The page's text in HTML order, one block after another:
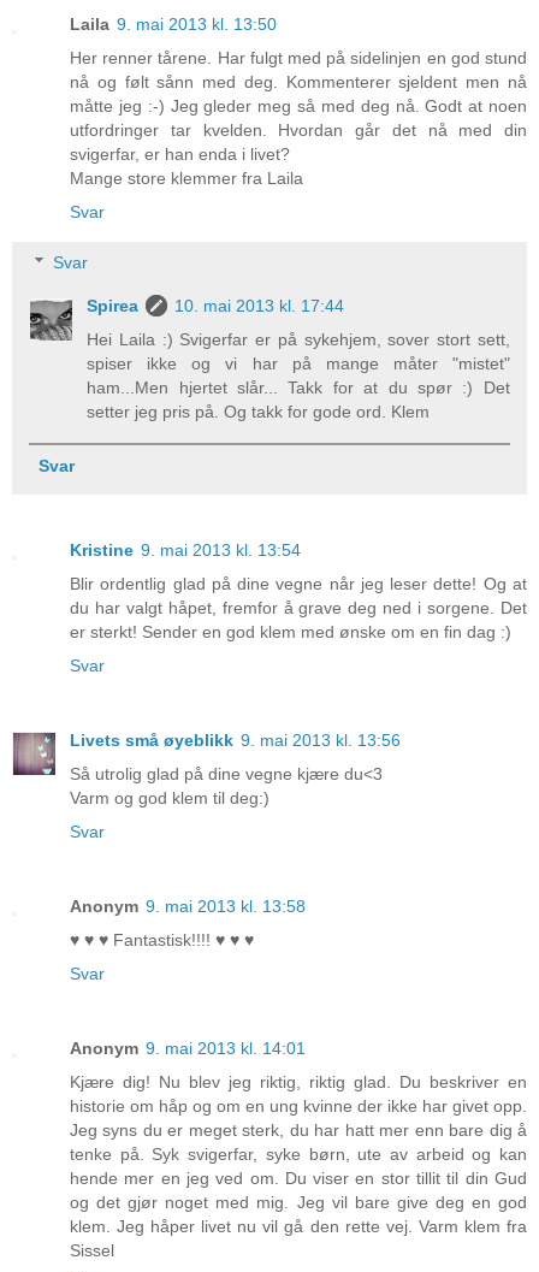
Laila 9. mai 2013 kl. 13:50
Her renner tårene. Har fulgt med på sidelinjen en god stund
nå og følt sånn med deg. Kommenterer sjeldent men nå
måtte jeg :-) Jeg gleder meg så med deg nå. Godt at noen
utfordringer tar kvelden. Hvordan går det nå med din
svigerfar, er han enda i livet?
Mange store klemmer fra Laila
Svar
Svar
Spirea
10. mai 2013 kl. 17:44
Hei Laila :) Svigerfar er på sykehjem, sover stort sett,
spiser ikke og vi har på mange måter "mistet"
ham...Men hjertet slår... Takk for at du spør :) Det
setter jeg pris på. Og takk for gode ord. Klem
Svar
Kristine 9. mai 2013 kl. 13:54
Blir ordentlig glad på dine vegne når jeg leser dette! Og at
du har valgt håpet, fremfor å grave deg ned i sorgene. Det
er sterkt! Sender en god klem med ønske om en fin dag :)
Svar
Livets små øyeblikk 9. mai 2013 kl. 13:56
Så utrolig glad på dine vegne kjære du<3
Varm og god klem til deg:)
Svar
Anonym 9. mai 2013 kl. 13:58
♥ ♥ ♥ Fantastisk!!!! ♥ ♥ ♥
Svar
Anonym 9. mai 2013 kl. 14:01
Kjære dig! Nu blev jeg riktig, riktig glad. Du beskriver en
historie om håp og om en ung kvinne der ikke har givet opp.
Jeg syns du er meget sterk, du har hatt mer enn bare dig å
tenke på. Syk svigerfar, syke børn, ute av arbeid og kan
hende mer en jeg ved om. Du viser en stor tillit til din Gud
og det gjør noget med mig. Jeg vil bare give deg en god
klem. Jeg håper livet nu vil gå den rette vej. Varm klem fra
Sissel